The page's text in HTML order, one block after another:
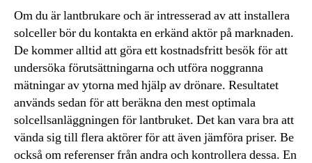
Om du är lantbrukare och är intresserad av att installera
solceller bör du kontakta en erkänd aktör på marknaden.
De kommer alltid att göra ett kostnadsfritt besök för att
undersöka förutsättningarna och utföra noggranna
mätningar av ytorna med hjälp av drönare. Resultatet
används sedan för att beräkna den mest optimala
solcellsanläggningen för lantbruket. Det kan vara bra att
vända sig till flera aktörer för att även jämföra priser. Be
också om referenser från andra och kontrollera dessa. En